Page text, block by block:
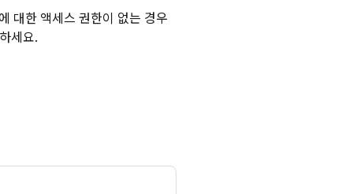
대한 액세스 권한이 없는 경우
세요.